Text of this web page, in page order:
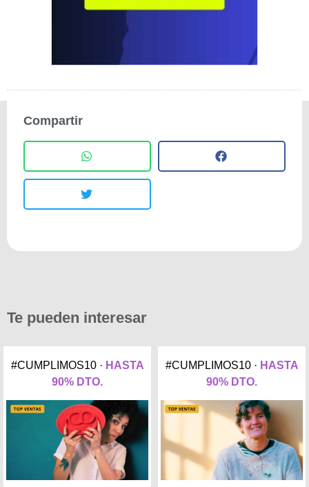
Compartir
Te pueden interesar
#CUMPLIMOS10 · HASTA
90% DTO.
#CUMPLIMOS10 · HASTA
90% DTO.